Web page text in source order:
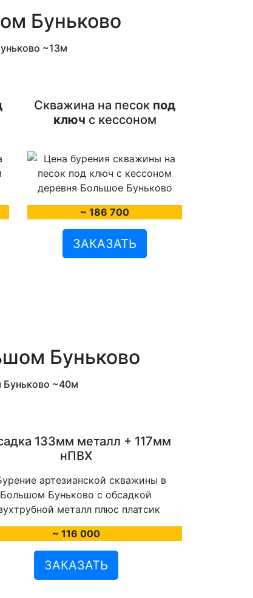
Буньково
~13м
Скважина на песок под
ключ с кессоном
~ 186 700
ЗАКАЗАТЬ
Буньково
Буньково ~40м
133мм металл + 117мм
нПВХ
~ 116 000
ЗАКАЗАТЬ